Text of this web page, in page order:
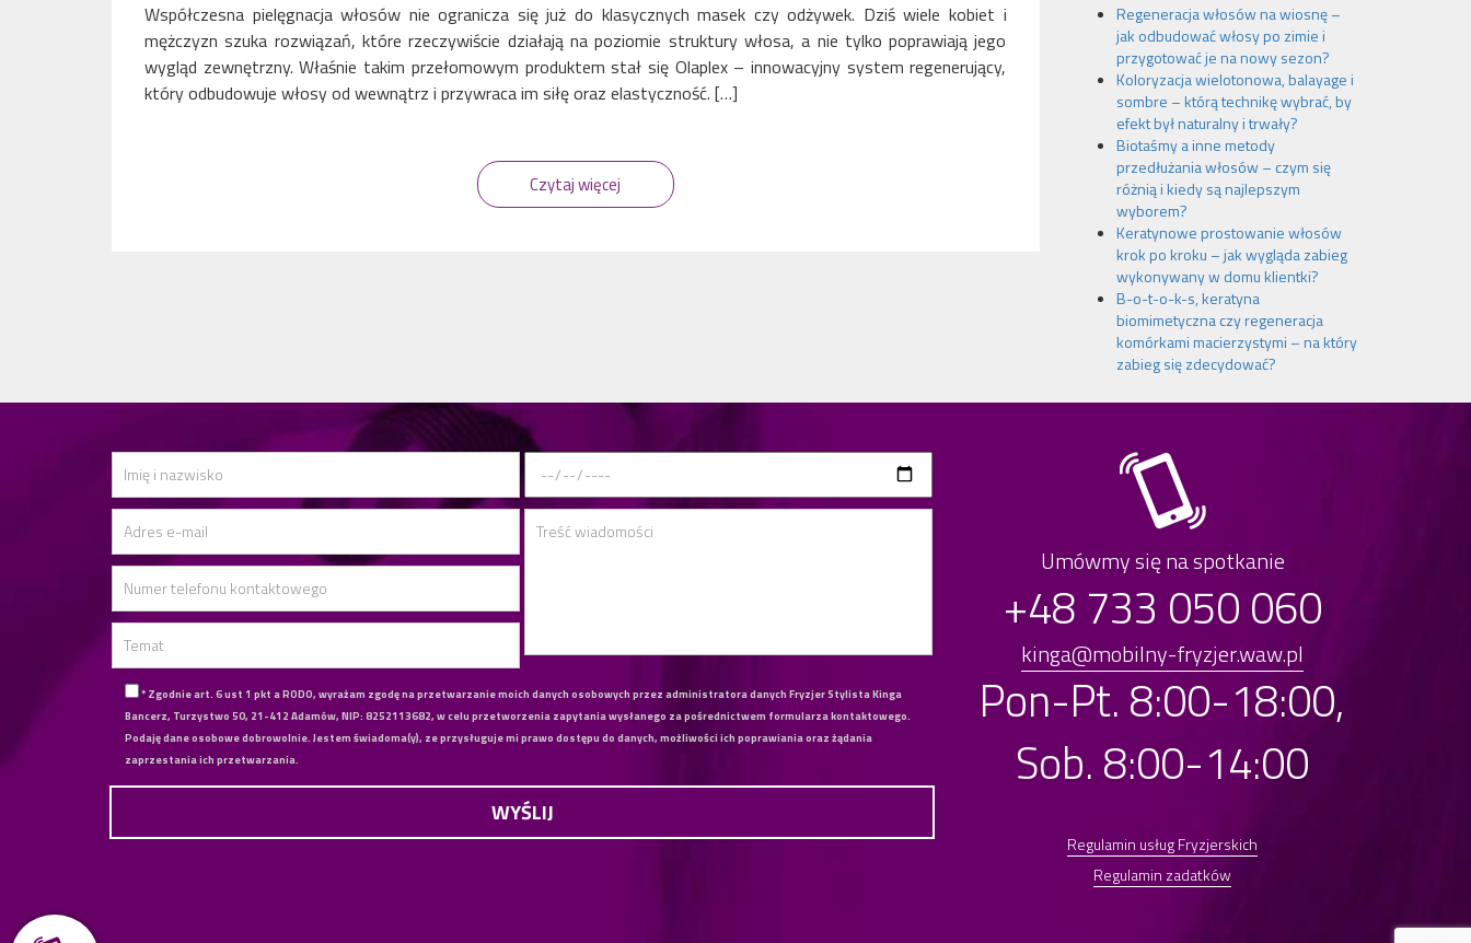
Współczesna pielęgnacja włosów nie ogranicza się już do klasycznych masek czy odżywek. Dziś wiele kobiet i
mężczyzn szuka rozwiązań, które rzeczywiście działają na poziomie struktury włosa, a nie tylko poprawiają jego
wygląd zewnętrzny. Właśnie takim przełomowym produktem stał się Olaplex – innowacyjny system regenerujący,
który odbudowuje włosy od wewnątrz i przywraca im siłę oraz elastyczność. […]
Czytaj więcej
Regeneracja włosów na wiosnę –
jak odbudować włosy po zimie i
przygotować je na nowy sezon?
Koloryzacja wielotonowa, balayage i
sombre – którą technikę wybrać, by
efekt był naturalny i trwały?
Biotaśmy a inne metody
przedłużania włosów – czym się
różnią i kiedy są najlepszym
wyborem?
Keratynowe prostowanie włosów
krok po kroku – jak wygląda zabieg
wykonywany w domu klientki?
B-o-t-o-k-s, keratyna
biomimetyczna czy regeneracja
komórkami macierzystymi – na który
zabieg się zdecydować?
* Zgodnie art. 6 ust 1 pkt a RODO, wyrażam zgodę na przetwarzanie moich danych osobowych przez administratora danych Fryzjer Stylista Kinga
Bancerz, Turzystwo 50, 21-412 Adamów, NIP: 8252113682, w celu przetworzenia zapytania wysłanego za pośrednictwem formularza kontaktowego.
Podaję dane osobowe dobrowolnie. Jestem świadoma(y), ze przysługuje mi prawo dostępu do danych, możliwości ich poprawiania oraz żądania
zaprzestania ich przetwarzania.
Umówmy się na spotkanie
+48 733 050 060
kinga@mobilny-fryzjer.waw.pl
Pon-Pt. 8:00-18:00,
Sob. 8:00-14:00
Regulamin usług Fryzjerskich
Regulamin zadatków